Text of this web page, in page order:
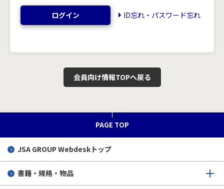
ログイン ID忘れ・パスワード忘れ
会員向け情報TOPへ戻る
PAGE TOP
JSA GROUP Webdeskトップ
書籍・規格・物品